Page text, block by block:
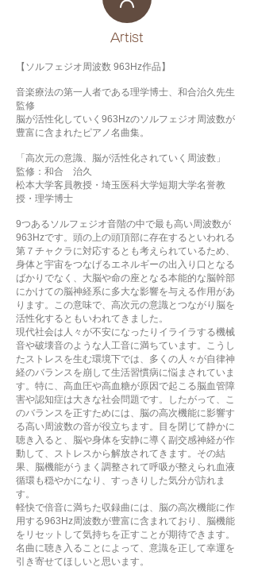
​Artist
【ソルフェジオ周波数 963Hz作品】
音楽療法の第一人者である理学博士、和合治久先生
監修
脳が活性化していく963Hzのソルフェジオ周波数が
豊富に含まれたピアノ名曲集。
「高次元の意識、脳が活性化されていく周波数」
監修：和合 治久
松本大学客員教授・埼玉医科大学短期大学名誉教
授・理学博士
9つあるソルフェジオ音階の中で最も高い周波数が
963Hzです。頭の上の頭頂部に存在するといわれる
第７チャクラに対応するとも考えられているため、
身体と宇宙をつなげるエネルギーの出入り口となる
ばかりでなく、大脳や命の座となる本能的な脳幹部
にかけての脳神経系に多大な影響を与える作用があ
ります。この意味で、高次元の意識とつながり脳を
活性化するともいわれてきました。
現代社会は人々が不安になったりイライラする機械
音や破壊音のような人工音に満ちています。こうし
たストレスを生む環境下では、多くの人々が自律神
経のバランスを崩して生活習慣病に悩まされていま
す。特に、高血圧や高血糖が原因で起こる脳血管障
害や認知症は大きな社会問題です。したがって、こ
のバランスを正すためには、脳の高次機能に影響す
る高い周波数の音が役立ちます。目を閉じて静かに
聴き入ると、脳や身体を安静に導く副交感神経が作
動して、ストレスから解放されてきます。その結
果、脳機能がうまく調整されて呼吸が整えられ血液
循環も穏やかになり、すっきりした気分が訪れま
す。
軽快で倍音に満ちた収録曲には、脳の高次機能に作
用する963Hz周波数が豊富に含まれており、脳機能
をリセットして気持ちを正すことが期待できます。
名曲に聴き入ることによって、意識を正して幸運を
引き寄せてほしいと思います。